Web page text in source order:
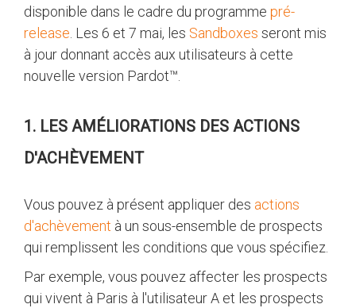
disponible dans le cadre du programme pré-
release. Les 6 et 7 mai, les Sandboxes seront mis
à jour donnant accès aux utilisateurs à cette
nouvelle version Pardot™.
1. LES AMÉLIORATIONS DES ACTIONS
D'ACHÈVEMENT
Vous pouvez à présent appliquer des actions
d'achèvement à un sous-ensemble de prospects
qui remplissent les conditions que vous spécifiez.
Par exemple, vous pouvez affecter les prospects
qui vivent à Paris à l'utilisateur A et les prospects